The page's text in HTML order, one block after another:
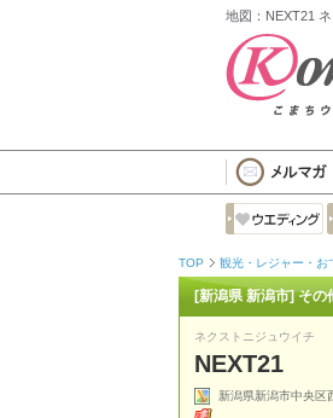
地図：NEXT21
TOP 観光・レジャー・お
[新潟県 新潟市] その
ネクストニジュウイチ
NEXT21
新潟県新潟市中央